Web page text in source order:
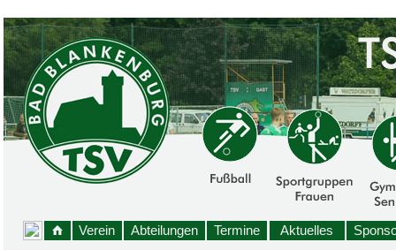
Verein Abteilungen Termine Aktuelles